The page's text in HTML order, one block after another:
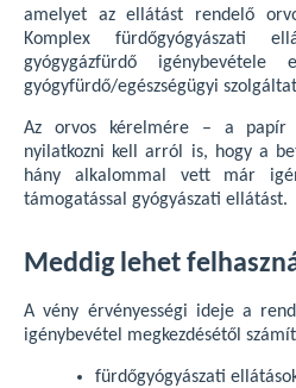
amelyet az ellátást rendelő
Komplex fürdőgyógyászati
gyógygázfürdő
gyógyfürdő/egészségügyi
Az orvos kérelmére – a papír
nyilatkozni kell arról is, hogy a
hány alkalommal vett már
támogatással gyógyászati ellátást.
Meddig lehet
A vény érvényességi ideje a
igénybevétel megkezdésétől
fürdőgyógyászati